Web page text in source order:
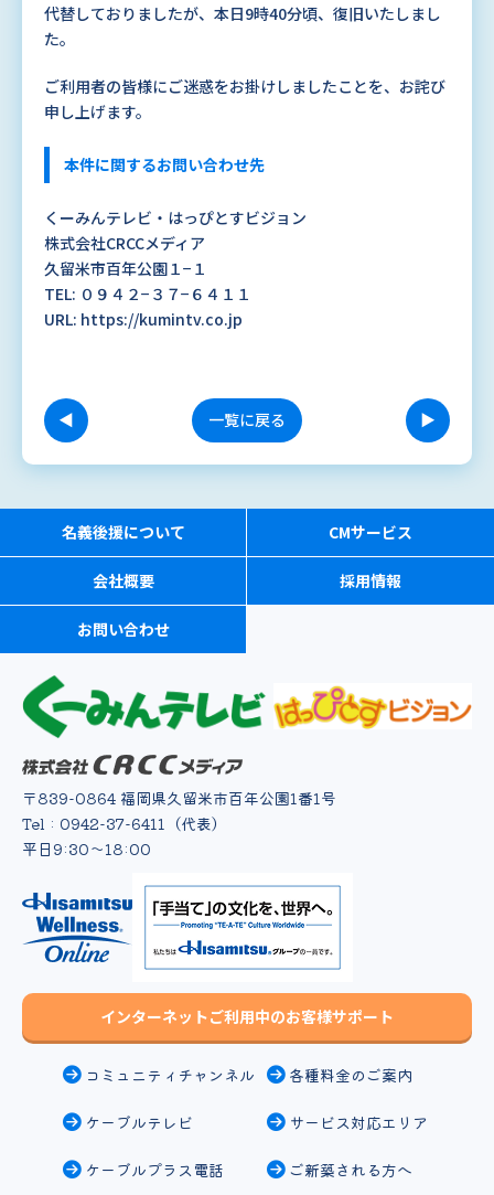
代替しておりましたが、本日9時40分頃、復旧いたしまし
た。
ご利用者の皆様にご迷惑をお掛けしましたことを、お詫び
申し上げます。
本件に関するお問い合わせ先
くーみんテレビ・はっぴとすビジョン
株式会社CRCCメディア
久留米市百年公園１− １
TEL: ０９４２− ３７− ６４１１
URL: https://kumintv.co.jp
◀ 一覧に戻る ▶
名義後援について CMサービス
会社概要 採用情報
お問い合わせ
〒839-0864 福岡県久留米市百年公園1番1号
Tel : 0942-37-6411（代表）
平日9:30〜18:00
インターネットご利用中のお客様サポート
コミュニティチャンネル
ケーブルテレビ
ケーブルプラス電話
各種料金のご案内
サービス対応エリア
ご新築される方へ